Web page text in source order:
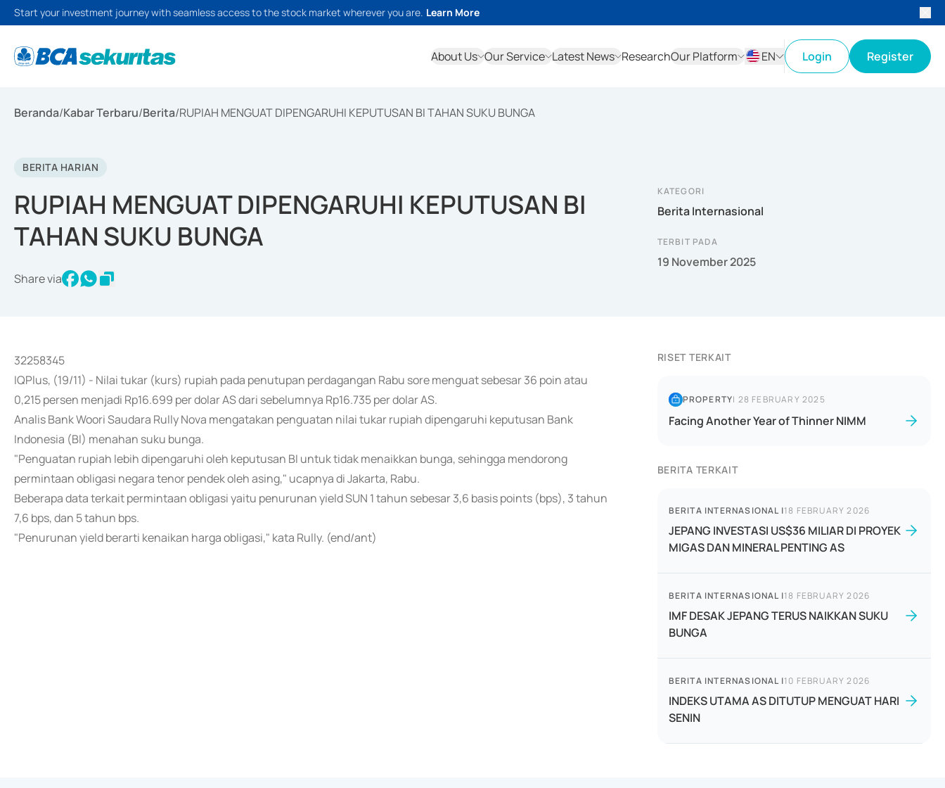
Start your investment journey with seamless access to the stock market wherever you are. Learn More
About Us Our Service Latest News ResearchOur Platform
EN
Login Register
Beranda/Kabar Terbaru/Berita/RUPIAH MENGUAT DIPENGARUHI KEPUTUSAN BI TAHAN SUKU BUNGA
BERITA HARIAN
RUPIAH MENGUAT DIPENGARUHI KEPUTUSAN BI
TAHAN SUKU BUNGA
Share via
KATEGORI
Berita Internasional
TERBIT PADA
19 November 2025
32258345
IQPlus, (19/11) - Nilai tukar (kurs) rupiah pada penutupan perdagangan Rabu sore menguat sebesar 36 poin atau
0,215 persen menjadi Rp16.699 per dolar AS dari sebelumnya Rp16.735 per dolar AS.
Analis Bank Woori Saudara Rully Nova mengatakan penguatan nilai tukar rupiah dipengaruhi keputusan Bank
Indonesia (BI) menahan suku bunga.
"Penguatan rupiah lebih dipengaruhi oleh keputusan BI untuk tidak menaikkan bunga, sehingga mendorong
permintaan obligasi negara tenor pendek oleh asing," ucapnya di Jakarta, Rabu.
Beberapa data terkait permintaan obligasi yaitu penurunan yield SUN 1 tahun sebesar 3,6 basis points (bps), 3 tahun
7,6 bps, dan 5 tahun bps.
"Penurunan yield berarti kenaikan harga obligasi," kata Rully. (end/ant)
RISET TERKAIT
PROPERTY| 28 FEBRUARY 2025
Facing Another Year of Thinner NIMM
BERITA TERKAIT
BERITA INTERNASIONAL |18 FEBRUARY 2026
JEPANG INVESTASI US$36 MILIAR DI PROYEK
MIGAS DAN MINERAL PENTING AS
BERITA INTERNASIONAL |18 FEBRUARY 2026
IMF DESAK JEPANG TERUS NAIKKAN SUKU
BUNGA
BERITA INTERNASIONAL |10 FEBRUARY 2026
INDEKS UTAMA AS DITUTUP MENGUAT HARI
SENIN